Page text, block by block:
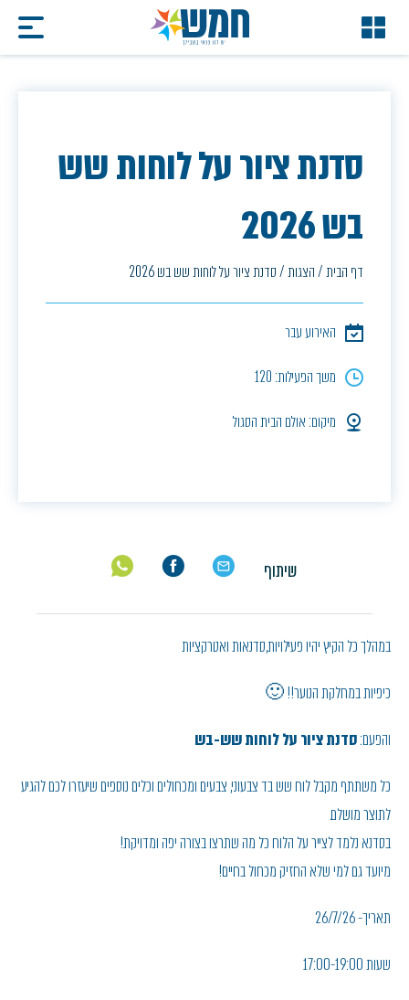
סדנת ציור על לוחות שש
בש 2026
דף הבית/הצגות/סדנת ציור על לוחות שש בש 2026
האירוע עבר
משך הפעילות: 120
מיקום: אולם הבית הסגול
שיתוף
במהלך כל הקיץ יהיו פעילויות,סדנאות ואטרקציות
כיפיות במחלקת הנוער!! 🙂
והפעם:סדנת ציור על לוחות שש-בש
כל משתתף מקבל לוח שש בד צבעוני, צבעים ומכחולים וכלים נוספים שיעזרו לכם להגיע
לתוצר מושלם.
בסדנא נלמד לצייר על הלוח כל מה שתרצו בצורה יפה ומדויקת!
מיועד גם למי שלא החזיק מכחול בחיים!
תאריך- 26/7/26
שעות 17:00-19:00